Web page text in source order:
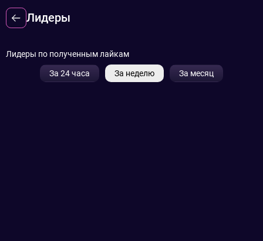
Лидеры
Лидеры по полученным лайкам
За 24 часа За неделю За месяц